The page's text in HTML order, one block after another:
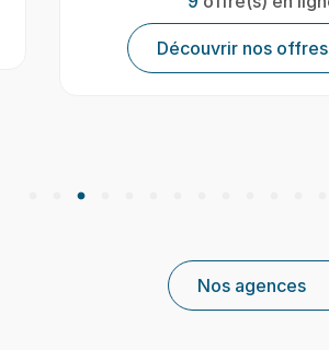
Découvrir nos offres
Nos agences